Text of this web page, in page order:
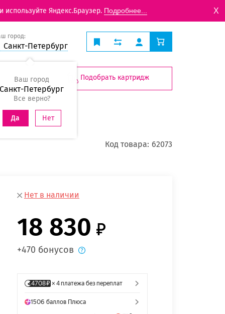
Яндекс.Браузер. Подробнее... X
город:
Санкт-Петербург
Ваш город
Санкт-Петербург
Все верно?
Да Нет
Подобрать картридж
Код товара: 62073
Нет в наличии
18 830
+470 бонусов